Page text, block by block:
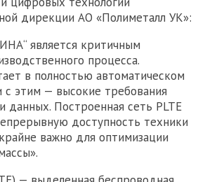
дирекции АО «Полиметалл УК»:
является критичным
процесса.
в полностью автоматическом
с этим — высокие требования
данных. Построенная сеть PLTE
доступность техники
важно для оптимизации